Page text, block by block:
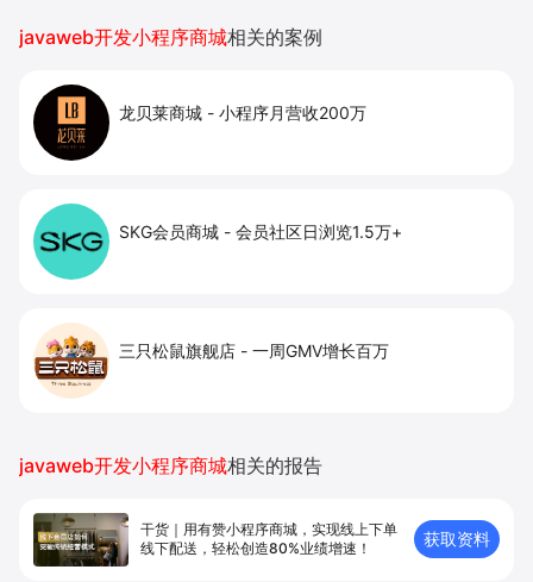
javaweb开发小程序商城相关的案例
龙贝莱商城 - 小程序月营收200万
SKG会员商城 - 会员社区日浏览1.5万+
三只松鼠旗舰店 - 一周GMV增长百万
javaweb开发小程序商城相关的报告
干货｜用有赞小程序商城，实现线上下单
线下配送，轻松创造80%业绩增速！
获取资料